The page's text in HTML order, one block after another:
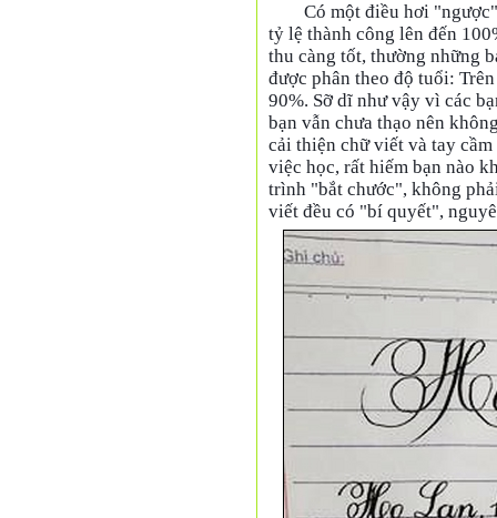
Có một điều hơi
tỷ lệ thành công lên đến
thu càng tốt, thường những
được phân theo độ tuổi:
90%. Sỡ dĩ như vậy vì các
bạn vẫn chưa thạo nên
cải thiện chữ viết và tay
việc học, rất hiếm bạn nào
trình "bắt chước", không
viết đều có "bí quyết",